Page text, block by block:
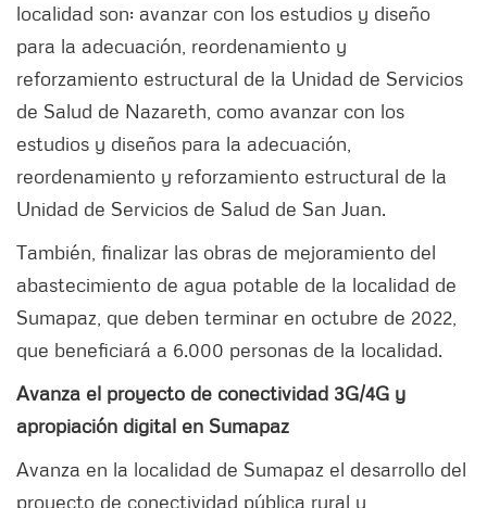
localidad son: avanzar con los estudios y diseño
para la adecuación, reordenamiento y
reforzamiento estructural de la Unidad de Servicios
de Salud de Nazareth, como avanzar con los
estudios y diseños para la adecuación,
reordenamiento y reforzamiento estructural de la
Unidad de Servicios de Salud de San Juan.
También, finalizar las obras de mejoramiento del
abastecimiento de agua potable de la localidad de
Sumapaz, que deben terminar en octubre de 2022,
que beneficiará a 6.000 personas de la localidad.
Avanza el proyecto de conectividad 3G/4G y
apropiación digital en Sumapaz
Avanza en la localidad de Sumapaz el desarrollo del
proyecto de conectividad pública rural y